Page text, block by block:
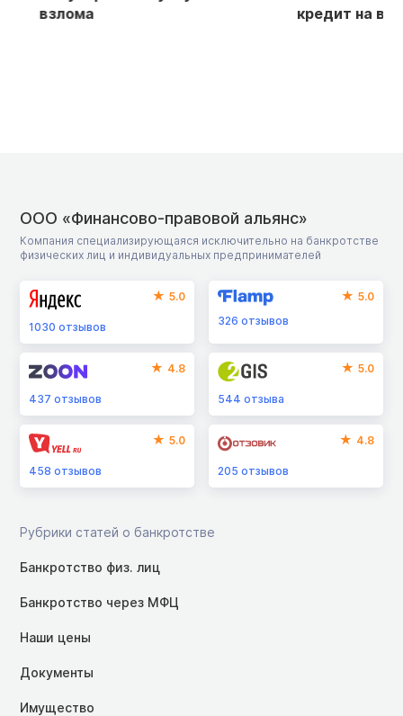
взлома
кредит на ваше
ООО «Финансово-правовой альянс»
Компания специализирующаяся исключительно на банкротстве
физических лиц и индивидуальных предпринимателей
5.0
1030 отзывов
5.0
326отзывов
4.8
437 отзывов
5.0
544отзыва
5.0
458 отзывов
4.8
205отзывов
Рубрики статей о банкротстве
Банкротство физ. лиц
Банкротство через МФЦ
Наши цены
Документы
Имущество